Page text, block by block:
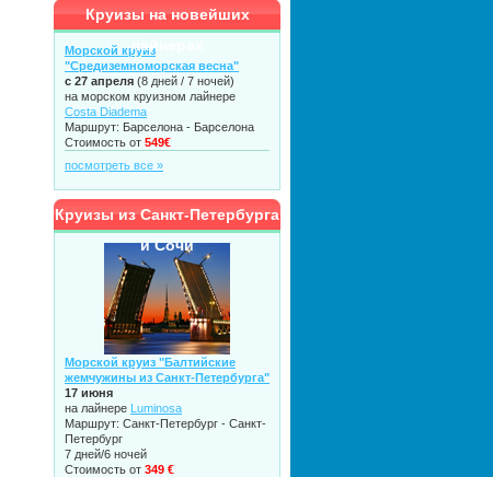
Круизы на новейших
лайнерах
Морской круиз
"Средиземноморская весна"
с 27 апреля (8 дней / 7 ночей)
на морском круизном лайнере
Costa Diadema
Маршрут: Барселона - Барселона
Стоимость от 549€
посмотреть все »
Круизы из Санкт-Петербурга
и Сочи
Морской круиз "Балтийские
жемчужины из Санкт-Петербурга"
17 июня
на лайнере Luminosa
Маршрут: Санкт-Петербург - Санкт-
Петербург
7 дней/6 ночей
Стоимость от 349 €